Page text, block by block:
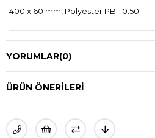
400 x 60 mm, Polyester PBT 0.50
YORUMLAR(0)
ÜRÜN ÖNERILERI